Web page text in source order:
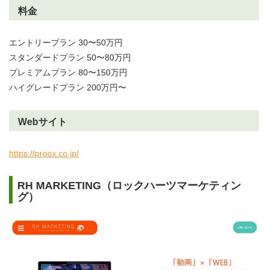
料金
エントリープラン 30〜50万円
スタンダードプラン 50〜80万円
プレミアムプラン 80〜150万円
ハイグレードプラン 200万円〜
Webサイト
https://proox.co.jp/
RH MARKETING（ロックハーツマーケティン
グ）